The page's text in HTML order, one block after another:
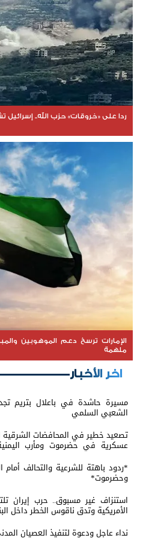
ردا على «خروقات» حزب الله..
الإمارات ترسخ دعم الموهوبين
ملهمة
اخر الأخبار
مسيرة حاشدة في باعلال بتريم
الشعبي السلمي
تصعيد خطير في المحافضات الشرقية
عسكرية في حضرموت ومأرب
*ردود باهتة للشرعية والتحالف
وحضرموت*
استنزاف غير مسبوق.. حرب إيران
الأمريكية وتدق ناقوس الخطر داخل
نداء عاجل ودعوة لتنفيذ العصيان